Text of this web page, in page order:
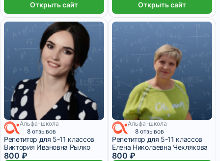
Открыть сайт Открыть сайт
Альфа-школа
8 отзывов
Репетитор для 5-11 классов
Виктория Ивановна Рылко
800 ₽
Альфа-школа
8 отзывов
Репетитор для 5-11 классов
Елена Николаевна Чехлякова
800 ₽